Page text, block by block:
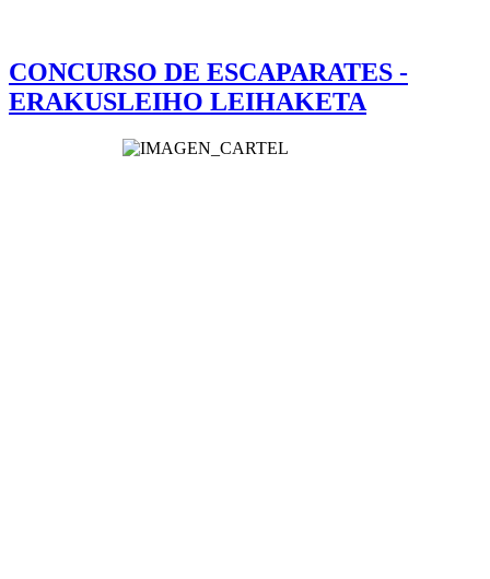
CONCURSO DE ESCAPARATES -
ERAKUSLEIHO LEIHAKETA